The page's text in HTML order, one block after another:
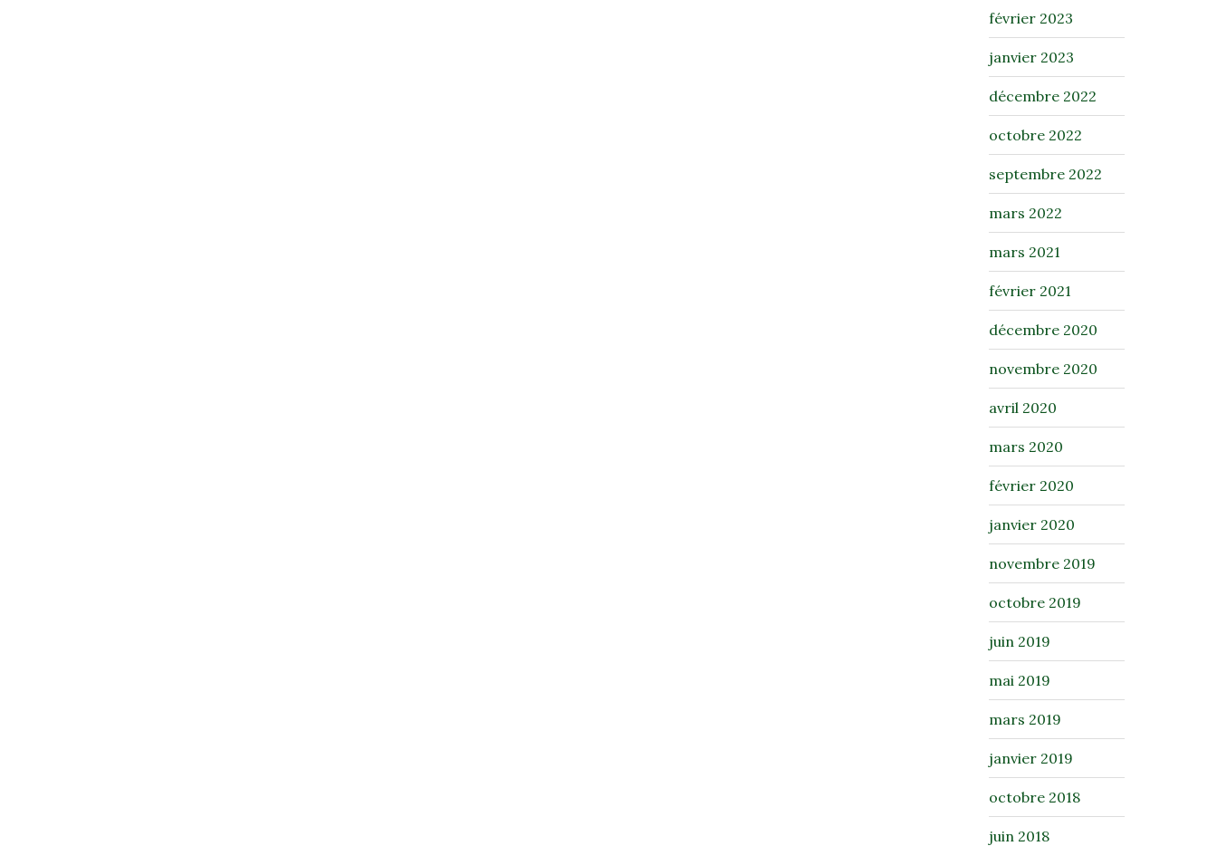
février 2023
janvier 2023
décembre 2022
octobre 2022
septembre 2022
mars 2022
mars 2021
février 2021
décembre 2020
novembre 2020
avril 2020
mars 2020
février 2020
janvier 2020
novembre 2019
octobre 2019
juin 2019
mai 2019
mars 2019
janvier 2019
octobre 2018
juin 2018